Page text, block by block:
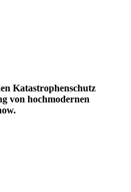
Katastrophenschutz
von hochmodernen